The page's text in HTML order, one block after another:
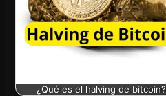
¿Qué es el halving de bitcoin?